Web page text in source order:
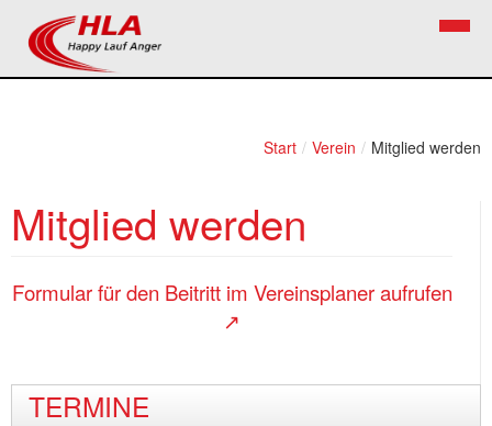
Start / Verein / Mitglied werden
Mitglied werden
Formular für den Beitritt im Vereinsplaner aufrufen
↗
TERMINE
Kontakt
Bezirkslaufcup
Links